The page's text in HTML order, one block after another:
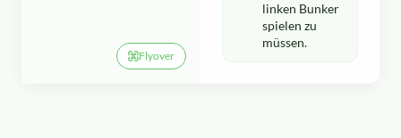
Flyover
linken Bunker
spielen zu
müssen.